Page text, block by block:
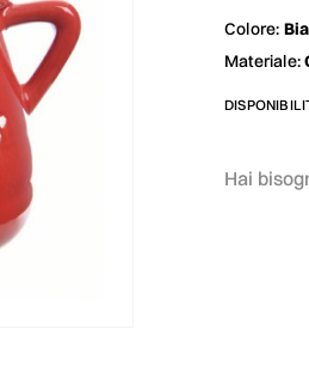
Colore:
Materiale:
Hai